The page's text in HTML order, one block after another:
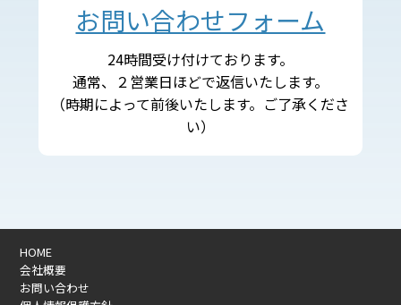
お問い合わせフォーム
24時間受け付けております。
通常、２営業日ほどで返信いたします。
（時期によって前後いたします。ご了承くださ
い）
HOME
会社概要
お問い合わせ